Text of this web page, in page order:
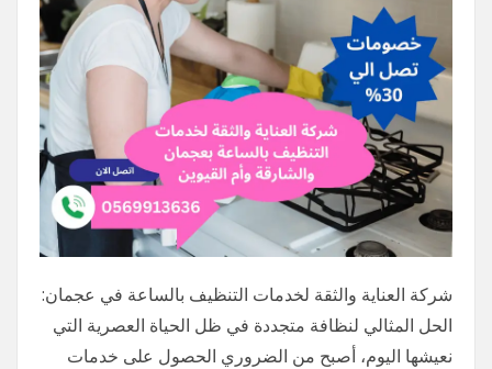
شركة العناية والثقة لخدمات التنظيف بالساعة في عجمان:
الحل المثالي لنظافة متجددة في ظل الحياة العصرية التي
نعيشها اليوم، أصبح من الضروري الحصول على خدمات